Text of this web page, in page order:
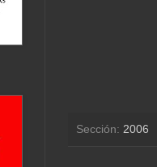
Sección: 2006